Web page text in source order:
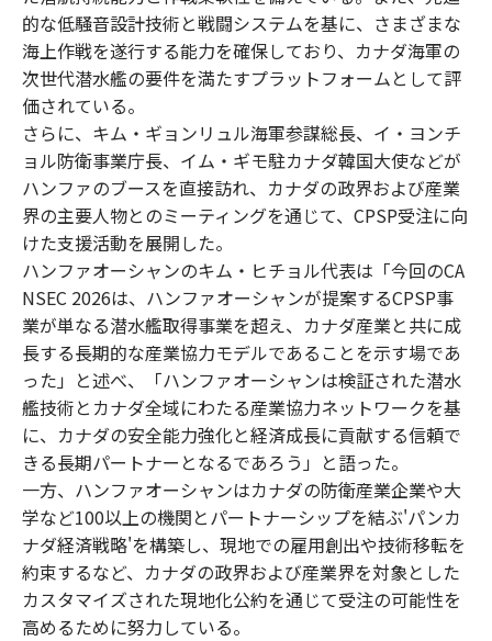
的な低騒音設計技術と戦闘システムを基に、さまざまな
海上作戦を遂行する能力を確保しており、カナダ海軍の
次世代潜水艦の要件を満たすプラットフォームとして評
価されている。
さらに、キム・ギョンリュル海軍参謀総長、イ・ヨンチ
ョル防衛事業庁長、イム・ギモ駐カナダ韓国大使などが
ハンファのブースを直接訪れ、カナダの政界および産業
界の主要人物とのミーティングを通じて、CPSP受注に向
けた支援活動を展開した。
ハンファオーシャンのキム・ヒチョル代表は「今回のCA
NSEC 2026は、ハンファオーシャンが提案するCPSP事
業が単なる潜水艦取得事業を超え、カナダ産業と共に成
長する長期的な産業協力モデルであることを示す場であ
った」と述べ、「ハンファオーシャンは検証された潜水
艦技術とカナダ全域にわたる産業協力ネットワークを基
に、カナダの安全能力強化と経済成長に貢献する信頼で
きる長期パートナーとなるであろう」と語った。
一方、ハンファオーシャンはカナダの防衛産業企業や大
学など100以上の機関とパートナーシップを結ぶ'パンカ
ナダ経済戦略'を構築し、現地での雇用創出や技術移転を
約束するなど、カナダの政界および産業界を対象とした
カスタマイズされた現地化公約を通じて受注の可能性を
高めるために努力している。